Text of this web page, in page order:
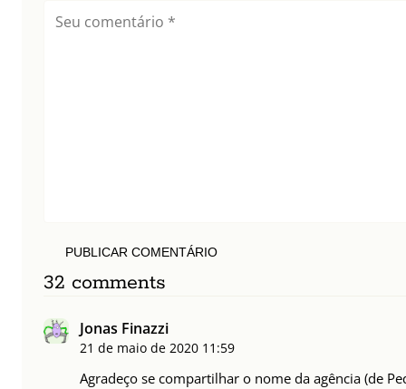
PUBLICAR COMENTÁRIO
32 comments
Jonas Finazzi
21 de maio de 2020 11:59
Agradeço se compartilhar o nome da agência (de